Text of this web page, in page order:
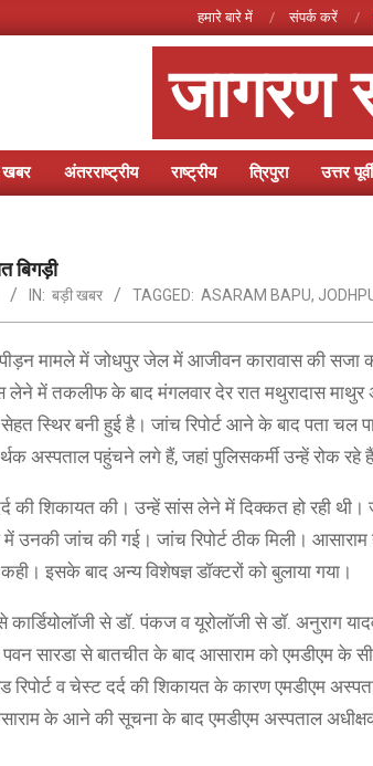
हमारे बारे में संपर्क करें
जागरण
खबर अंतरराष्ट्रीय राष्ट्रीय त्रिपुरा उत्तर पूर्वी
बिगड़ी
IN: बड़ी खबर TAGGED: ASARAM BAPU,
मामले में जोधपुर जेल में आजीवन कारावास की सजा
में तकलीफ के बाद मंगलवार देर रात मथुरादास माथुर
स्थिर बनी हुई है। जांच रिपोर्ट आने के बाद पता चल
अस्पताल पहुंचने लगे हैं, जहां पुलिसकर्मी उन्हें रोक रहे
की शिकायत की। उन्हें सांस लेने में दिक्कत हो रही
उनकी जांच की गई। जांच रिपोर्ट ठीक मिली।
इसके बाद अन्य विशेषज्ञ डॉक्टरों को बुलाया गया।
से डॉ. पंकज व यूरोलॉजी से डॉ. अनुराग
पवन सारडा से बातचीत के बाद आसाराम को एमडीएम के
रिपोर्ट व चेस्ट दर्द की शिकायत के कारण एमडीएम
के आने की सूचना के बाद एमडीएम अस्पताल